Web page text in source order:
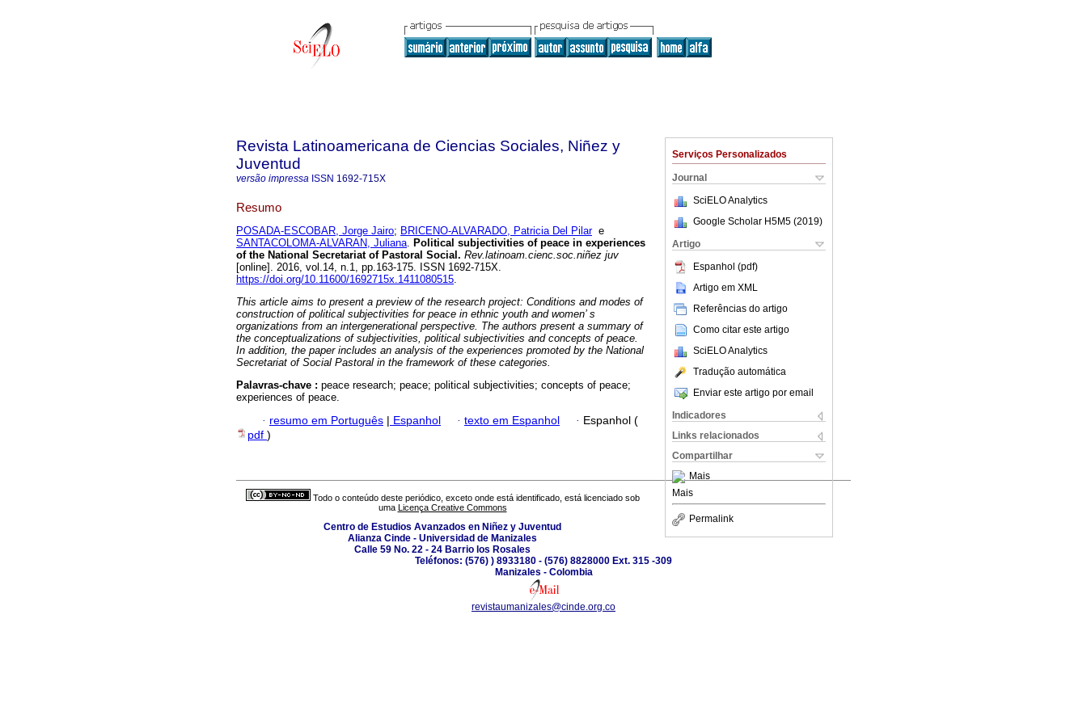
Serviços Personalizados
Journal
SciELO Analytics
Google Scholar H5M5 (2019)
Artigo
Espanhol (pdf)
Artigo em XML
Referências do artigo
Como citar este artigo
SciELO Analytics
Tradução automática
Enviar este artigo por email
Indicadores
Links relacionados
Compartilhar
Mais
Mais
Permalink
Revista Latinoamericana de Ciencias Sociales, Niñez y
Juventud
versão impressa ISSN 1692-715X
Resumo
POSADA-ESCOBAR, Jorge Jairo; BRICENO-ALVARADO, Patricia Del Pilare
SANTACOLOMA-ALVARAN, Juliana. Political subjectivities of peace in experiences
of the National Secretariat of Pastoral Social . Rev.latinoam.cienc.soc.niñez juv
[online]. 2016, vol.14, n.1, pp.163-175. ISSN 1692-715X.
https://doi.org/10.11600/1692715x.1411080515.
This article aims to present a preview of the research project: Conditions and modes of
construction of political subjectivities for peace in ethnic youth and women’ s
organizations from an intergenerational perspective. The authors present a summary of
the conceptualizations of subjectivities, political subjectivities and concepts of peace.
In addition, the paper includes an analysis of the experiences promoted by the National
Secretariat of Social Pastoral in the framework of these categories.
Palavras-chave : peace research; peace; political subjectivities; concepts of peace;
experiences of peace.
· resumo em Português | Espanhol · texto em Espanhol · Espanhol (
pdf )
Todo o conteúdo deste periódico, exceto onde está identificado, está licenciado sob
uma Licença Creative Commons
Centro de Estudios Avanzados en Niñez y Juventud
Alianza Cinde - Universidad de Manizales
Calle 59 No. 22 - 24 Barrio los Rosales
Teléfonos: (576) ) 8933180 - (576) 8828000 Ext. 315 -309
Manizales - Colombia
revistaumanizales@cinde.org.co